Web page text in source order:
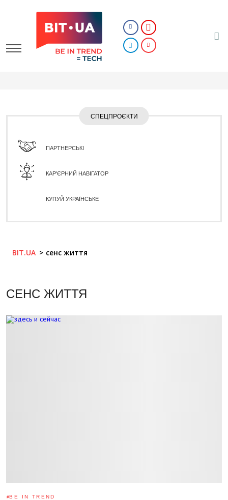
СПЕЦПРОЄКТИ
ПАРТНЕРСЬКІ
КАР'ЄРНИЙ НАВІГАТОР
КУПУЙ УКРАЇНСЬКЕ
BIT.UA сенс життя
СЕНС ЖИТТЯ
BE IN TREND